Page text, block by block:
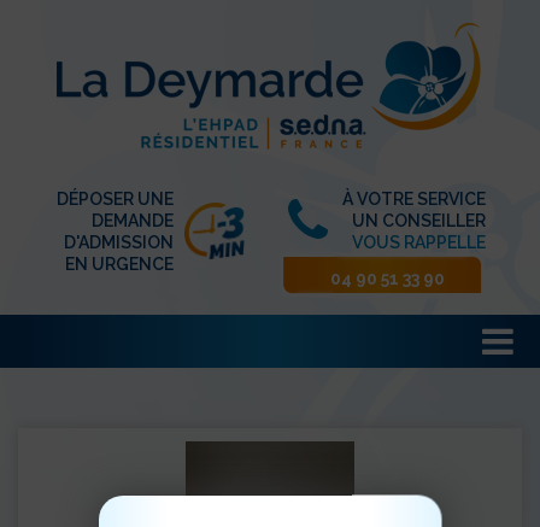
DÉPOSER UNE
DEMANDE
D'ADMISSION
EN URGENCE
À VOTRE SERVICE
UN CONSEILLER
VOUS RAPPELLE
04 90 51 33 90